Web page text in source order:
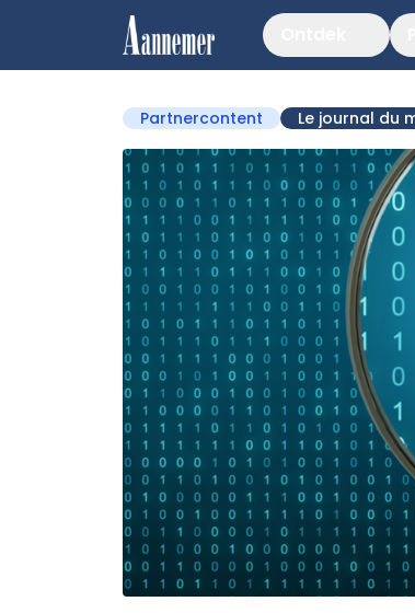
Partnercontent Le journal du